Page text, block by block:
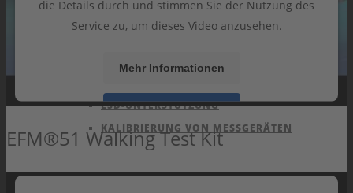
VIDEOS
ESD-UNTERSTÜTZUNG
KALIBRIERUNG VON MESSGERÄTEN
die Details durch und stimmen Sie der Nutzung des
Service zu, um dieses Video anzusehen.
Mehr Informationen
Akzeptieren
powered byUsercentrics Consent Management
Platform
EFM®51 Walking Test Kit